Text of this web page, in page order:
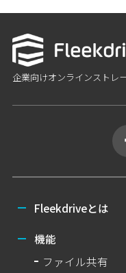
企業向けオンラインストレ
Fleekdriveとは
機能
ファイル共有